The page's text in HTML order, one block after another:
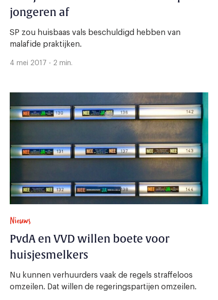
jongeren af
SP zou huisbaas vals beschuldigd hebben van
malafide praktijken.
4 mei 2017 - 2 min.
Nieuws
PvdA en VVD willen boete voor
huisjesmelkers
Nu kunnen verhuurders vaak de regels straffeloos
omzeilen. Dat willen de regeringspartijen omzeilen.